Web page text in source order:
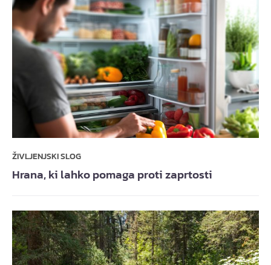
ŽIVLJENJSKI SLOG
Hrana, ki lahko pomaga proti zaprtosti